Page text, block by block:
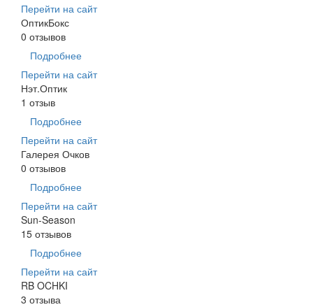
Перейти на сайт
ОптикБокс
0 отзывов
Подробнее
Перейти на сайт
Нэт.Оптик
1 отзыв
Подробнее
Перейти на сайт
Галерея Очков
0 отзывов
Подробнее
Перейти на сайт
Sun-Season
15 отзывов
Подробнее
Перейти на сайт
RB OCHKI
3 отзыва